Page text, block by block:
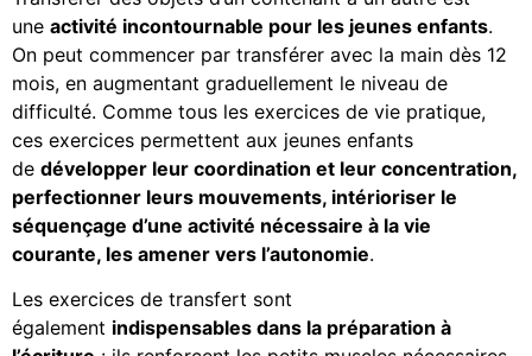
une activité incontournable pour les jeunes enfants.
On peut commencer par transférer avec la main dès 12
mois, en augmentant graduellement le niveau de
difficulté. Comme tous les exercices de vie pratique,
ces exercices permettent aux jeunes enfants
de développer leur coordination et leur concentration,
perfectionner leurs mouvements, intérioriser le
séquençage d’une activité nécessaire à la vie
courante, les amener vers l’autonomie.
Les exercices de transfert sont
également indispensables dans la préparation à